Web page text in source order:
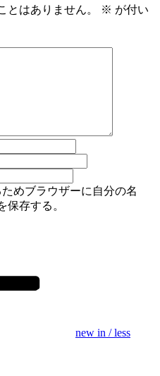
とはありません。 ※ が付い
めブラウザーに自分の名
保存する。
new in / less